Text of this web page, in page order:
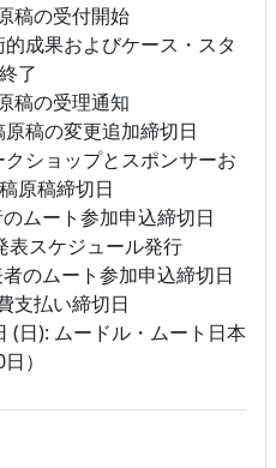
稿の受付開始
成果およびケース・スタ
了
稿の受理通知
稿の変更追加締切日
ショップとスポンサーお
原稿締切日
ムート参加申込締切日
表スケジュール発行
のムート参加申込締切日
支払い締切日
(日): ムードル・ムート日本
）